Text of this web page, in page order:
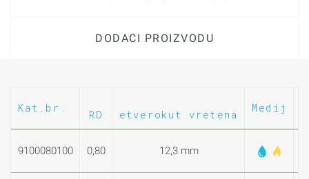
DODACI PROIZVODU
Kat.br.
RD etverokut vretena
Medij
9100080100 0,80 12,3 mm